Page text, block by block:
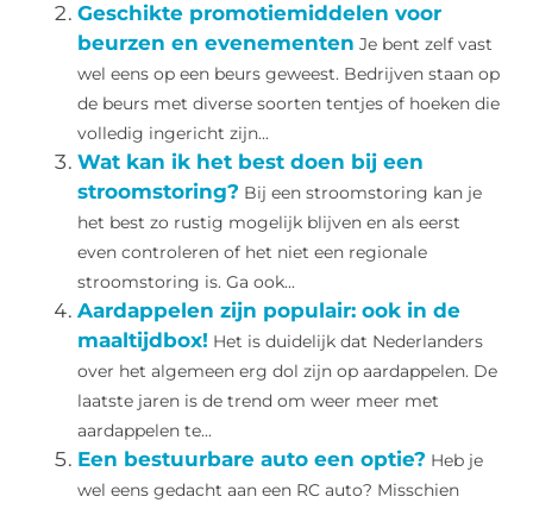
Geschikte promotiemiddelen voor
beurzen en evenementen Je bent zelf vast
wel eens op een beurs geweest. Bedrijven staan op
de beurs met diverse soorten tentjes of hoeken die
volledig ingericht zijn...
Wat kan ik het best doen bij een
stroomstoring? Bij een stroomstoring kan je
het best zo rustig mogelijk blijven en als eerst
even controleren of het niet een regionale
stroomstoring is. Ga ook...
Aardappelen zijn populair: ook in de
maaltijdbox! Het is duidelijk dat Nederlanders
over het algemeen erg dol zijn op aardappelen. De
laatste jaren is de trend om weer meer met
aardappelen te...
Een bestuurbare auto een optie? Heb je
wel eens gedacht aan een RC auto? Misschien